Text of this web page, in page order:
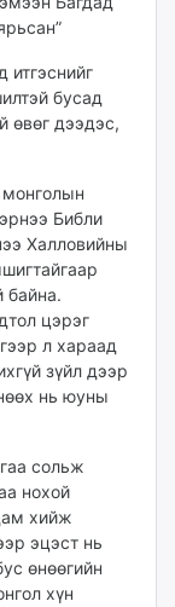
итгэснийг
бусад
өвөг дээдэс,
Библи
Халловийны
байна.
цэрэг
л хараад
зүйл дээр
нь юуны
сольж
нохой
хийж
эцэст нь
өнөөгийн
хүн